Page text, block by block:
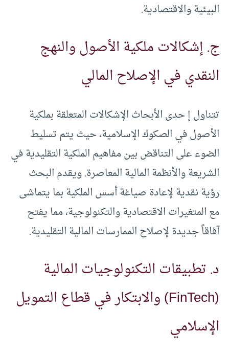
البيئية والاقتصادية.
ج. إشكالات ملكية الأصول والنهج
النقدي في الإصلاح المالي
تتناول إ حدى الأبحاث الإشكالات المتعلقة بملكية
الأصول في الصكوك الإسلامية، حيث يتم تسليط
الضوء على التناقض بين مفاهيم الملكية التقليدية في
الشريعة والأنظمة المالية المعاصرة. ويقدم البحث
رؤية نقدية لإعادة صياغة أسس الملكية بما يتماشى
مع المتغيرات الاقتصادية والتكنولوجية، مما يفتح
آفاقاً جديدة لإصلاح الممارسات المالية التقليدية.
د. تطبيقات التكنولوجيات المالية
(FinTech) والابتكار في قطاع التمويل
الإسلامي